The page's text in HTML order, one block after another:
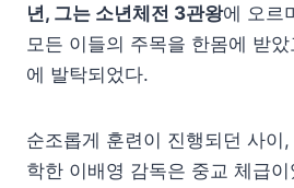
년, 그는 소년체전 3관왕에 오르
모든 이들의 주목을 한몸에 받
에 발탁되었다.
순조롭게 훈련이 진행되던 사이
학한 이배영 감독은 중교 체급